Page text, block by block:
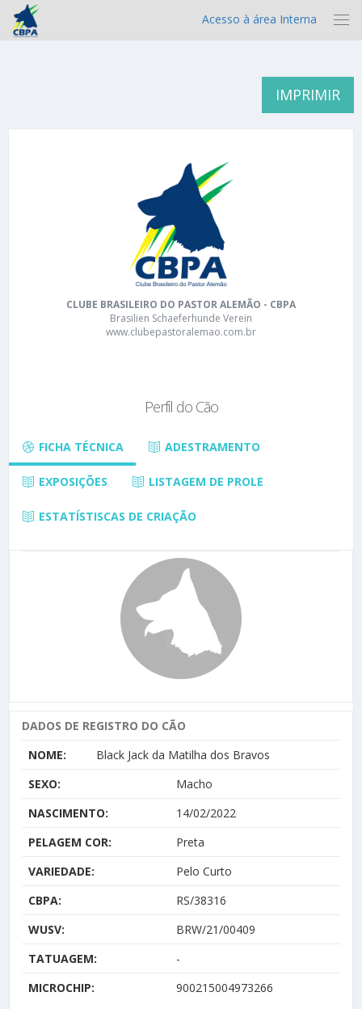
Acesso à área Interna
IMPRIMIR
CLUBE BRASILEIRO DO PASTOR ALEMÃO - CBPA
Brasilien Schaeferhunde Verein
www.clubepastoralemao.com.br
Perfil do Cão
FICHA TÉCNICA ADESTRAMENTO
EXPOSIÇÕES LISTAGEM DE PROLE
ESTATÍSTISCAS DE CRIAÇÃO
DADOS DE REGISTRO DO CÃO
NOME:
Black Jack da Matilha dos Bravos
SEXO:
Macho
NASCIMENTO:
14/02/2022
PELAGEM COR:
Preta
VARIEDADE:
Pelo Curto
CBPA:
RS/38316
WUSV:
BRW/21/00409
TATUAGEM:
-
MICROCHIP:
900215004973266